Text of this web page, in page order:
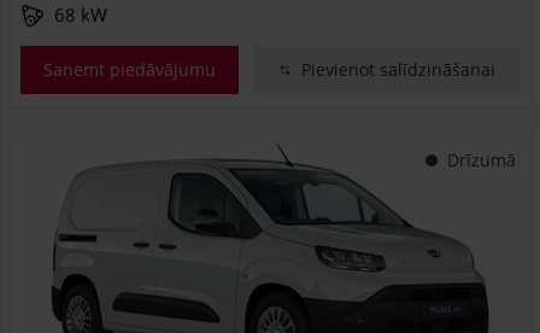
68 kW
Saņemt piedāvājumu Pievienot salīdzināšanai
Drīzumā